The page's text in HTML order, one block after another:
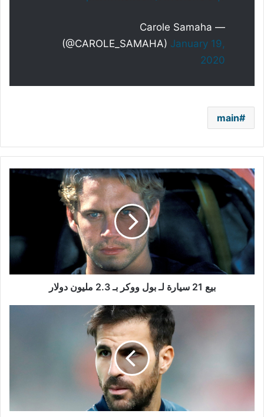
— Carole Samaha
(@CAROLE_SAMAHA) January 19,
2020
main
بيع
21
سيارة
لـ
بول
ووكر
بـ
مليون
بيع 21 سيارة لـ بول ووكر بـ 2.3 مليون دولار